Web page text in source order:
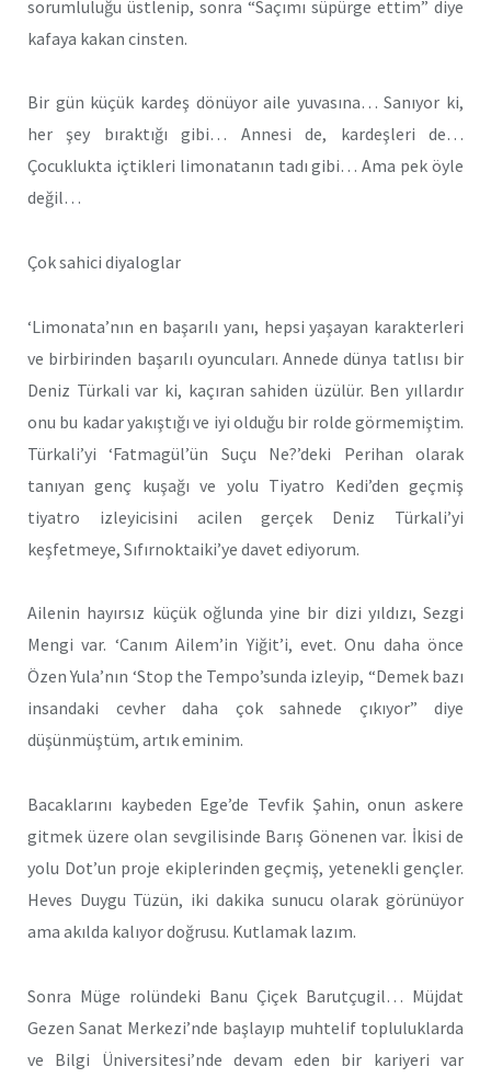
sorumluluğu üstlenip, sonra “Saçımı süpürge ettim” diye
kafaya kakan cinsten.
Bir gün küçük kardeş dönüyor aile yuvasına… Sanıyor ki,
her şey bıraktığı gibi… Annesi de, kardeşleri de…
Çocuklukta içtikleri limonatanın tadı gibi… Ama pek öyle
değil…
Çok sahici diyaloglar
‘Limonata’nın en başarılı yanı, hepsi yaşayan karakterleri
ve birbirinden başarılı oyuncuları. Annede dünya tatlısı bir
Deniz Türkali var ki, kaçıran sahiden üzülür. Ben yıllardır
onu bu kadar yakıştığı ve iyi olduğu bir rolde görmemiştim.
Türkali’yi ‘Fatmagül’ün Suçu Ne?’deki Perihan olarak
tanıyan genç kuşağı ve yolu Tiyatro Kedi’den geçmiş
tiyatro izleyicisini acilen gerçek Deniz Türkali’yi
keşfetmeye, Sıfırnoktaiki’ye davet ediyorum.
Ailenin hayırsız küçük oğlunda yine bir dizi yıldızı, Sezgi
Mengi var. ‘Canım Ailem’in Yiğit’i, evet. Onu daha önce
Özen Yula’nın ‘Stop the Tempo’sunda izleyip, “Demek bazı
insandaki cevher daha çok sahnede çıkıyor” diye
düşünmüştüm, artık eminim.
Bacaklarını kaybeden Ege’de Tevfik Şahin, onun askere
gitmek üzere olan sevgilisinde Barış Gönenen var. İkisi de
yolu Dot’un proje ekiplerinden geçmiş, yetenekli gençler.
Heves Duygu Tüzün, iki dakika sunucu olarak görünüyor
ama akılda kalıyor doğrusu. Kutlamak lazım.
Sonra Müge rolündeki Banu Çiçek Barutçugil… Müjdat
Gezen Sanat Merkezi’nde başlayıp muhtelif topluluklarda
ve Bilgi Üniversitesi’nde devam eden bir kariyeri var